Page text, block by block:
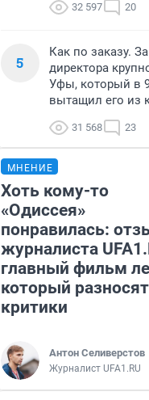
32 597 20
5
Как по заказу.
директора
Уфы, который в
вытащил его из
31 568 23
МНЕНИЕ
Хоть кому-то
«Одиссея»
понравилась:
журналиста
главный фильм
который разносят
критики
Антон Селиверстов
Журналист UFA1.RU